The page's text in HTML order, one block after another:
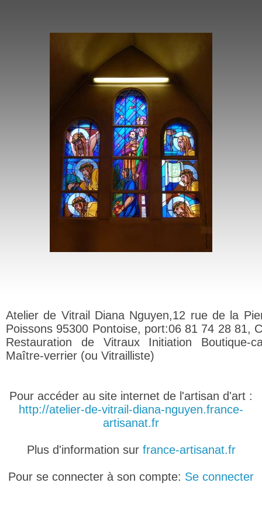
Atelier de Vitrail Diana Nguyen,12 rue de la
Poissons 95300 Pontoise, port:06 81 74 28 81,
Restauration de Vitraux Initiation Boutique-
Maître-verrier (ou Vitrailliste)
Pour accéder au site internet de l'artisan d'art :
http://atelier-de-vitrail-diana-nguyen.france-
artisanat.fr
Plus d'information sur france-artisanat.fr
Pour se connecter à son compte: Se connecter